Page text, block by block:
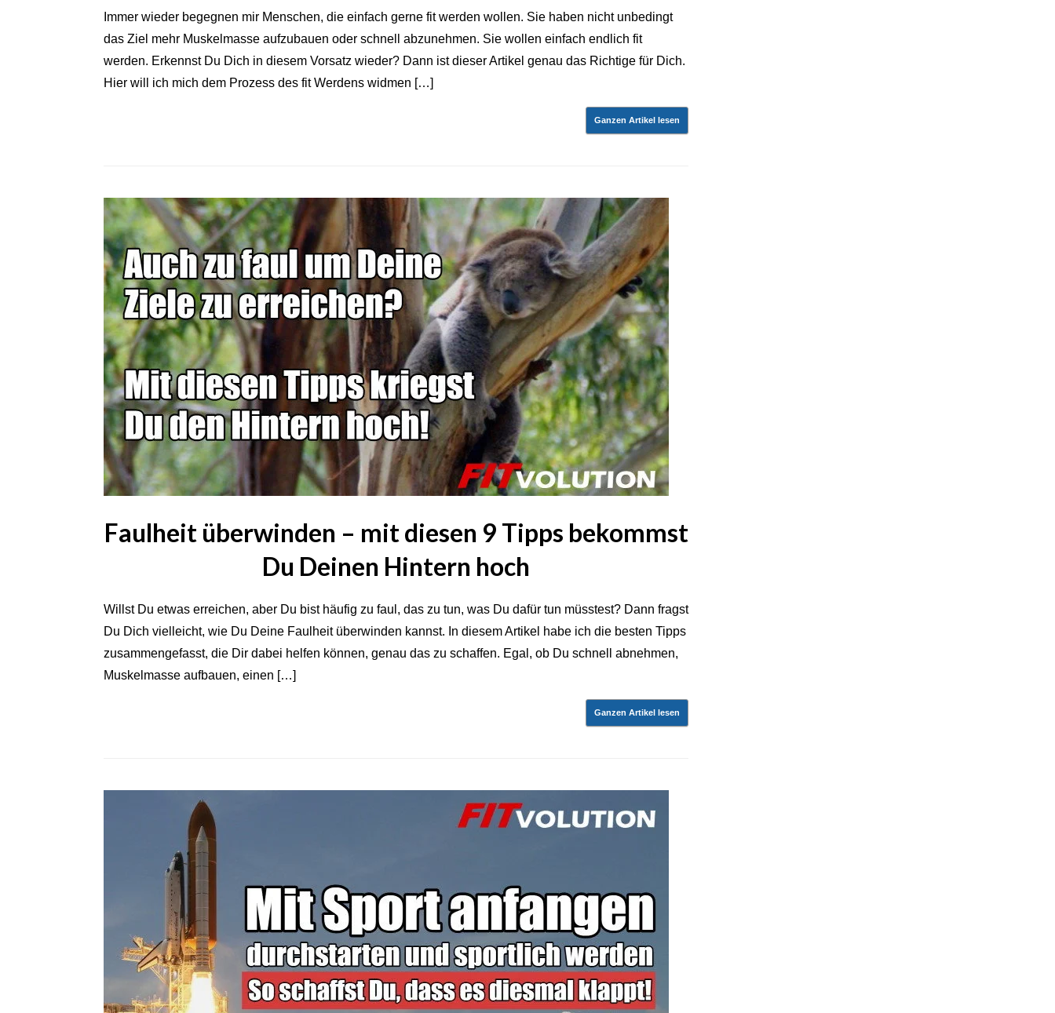
Immer wieder begegnen mir Menschen, die einfach gerne fit werden wollen. Sie haben nicht unbedingt
das Ziel mehr Muskelmasse aufzubauen oder schnell abzunehmen. Sie wollen einfach endlich fit
werden. Erkennst Du Dich in diesem Vorsatz wieder? Dann ist dieser Artikel genau das Richtige für Dich.
Hier will ich mich dem Prozess des fit Werdens widmen […]
Ganzen Artikel lesen
Faulheit überwinden – mit diesen 9 Tipps bekommst
Du Deinen Hintern hoch
Willst Du etwas erreichen, aber Du bist häufig zu faul, das zu tun, was Du dafür tun müsstest? Dann fragst
Du Dich vielleicht, wie Du Deine Faulheit überwinden kannst. In diesem Artikel habe ich die besten Tipps
zusammengefasst, die Dir dabei helfen können, genau das zu schaffen. Egal, ob Du schnell abnehmen,
Muskelmasse aufbauen, einen […]
Ganzen Artikel lesen